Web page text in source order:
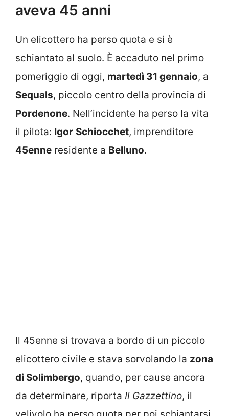
aveva 45 anni
Un elicottero ha perso quota e si è
schiantato al suolo. È accaduto nel primo
pomeriggio di oggi, martedì 31 gennaio, a
Sequals, piccolo centro della provincia di
Pordenone. Nell’incidente ha perso la vita
il pilota: Igor Schiocchet, imprenditore
45enne residente a Belluno.
Il 45enne si trovava a bordo di un piccolo
elicottero civile e stava sorvolando la zona
di Solimbergo, quando, per cause ancora
da determinare, riporta Il Gazzettino, il